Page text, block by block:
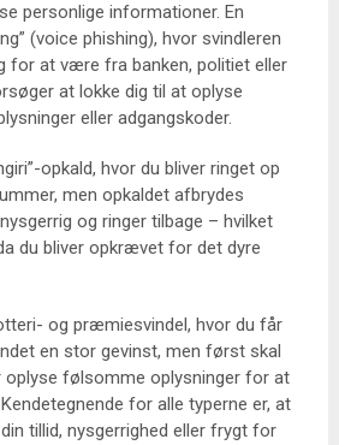
personlige informationer. En
(voice phishing), hvor svindleren
for at være fra banken, politiet eller
at lokke dig til at oplyse
eller adgangskoder.
opkald, hvor du bliver ringet op
men opkaldet afbrydes
og ringer tilbage – hvilket
du bliver opkrævet for det dyre
og præmiesvindel, hvor du får
en stor gevinst, men først skal
oplyse følsomme oplysninger for at
for alle typerne er, at
tillid, nysgerrighed eller frygt for